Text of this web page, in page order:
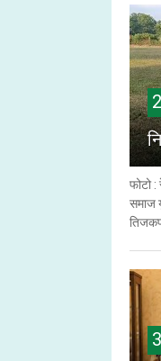
2
फोटो :
समाज
3